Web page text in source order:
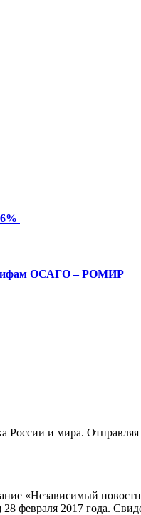
ОСАГО – РОМИР
и мира.
«Независимый
февраля 2017 года.